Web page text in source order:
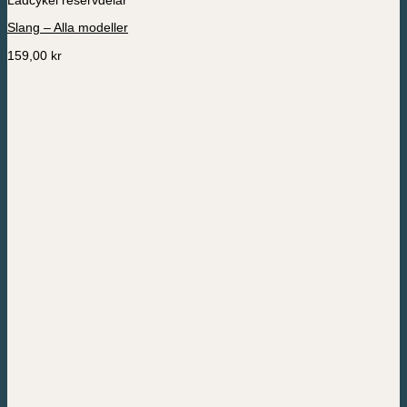
flera
De
Slang – Alla modeller
159,00 kr